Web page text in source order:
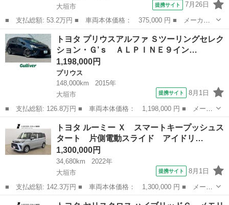
大垣市
提携サイト 7月26日
■ 支払総額: 53.2万円 ■ 車両本体価格： 375,000 円 ■ メーカー
名： トヨタ ■ 車種名： パッソ ■ グレード名： Ｘ Ｇパッケ
ージ ユーザー買取車 禁煙車 純正ナビ バックモニター ＥＴ
Ｃ ベンチシー...
岐阜 大垣市 パッソ
トヨタ プリウスアルファ Ｓツーリングセレク
ション・Ｇ’ｓ ＡＬＰＩＮＥ９イン…
1,198,000円
プリウス
148,000km
2015年
大垣市
提携サイト 8月1日
■ 支払総額: 126.8万円 ■ 車両本体価格： 1,198,000 円 ■ メーカ
ー名： トヨタ ■ 車種名： プリウスアルファ ■ グレード名：
Ｓツーリングセレクション・Ｇ’ｓ ＡＬＰＩＮＥ９インチナビ（Ｂ
Ｔ・フル...
岐阜 プリウス
トヨタ ルーミー Ｘ スマートキープッシュス
タート 片側電動スライド アイドリ…
1,300,000円
34,680km
2022年
大垣市
提携サイト 8月1日
■ 支払総額: 142.3万円 ■ 車両本体価格： 1,300,000 円 ■ メーカ
ー名： トヨタ ■ 車種名： ルーミー ■ グレード名： Ｘ スマ
岐阜 トヨタ